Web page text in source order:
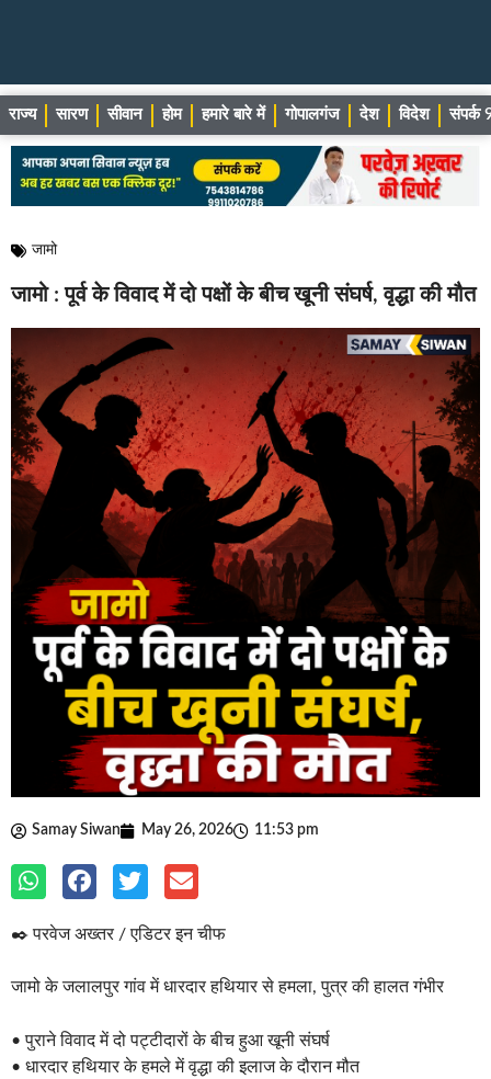
राज्य सारण सीवान होम हमारे बारे में गोपालगंज देश विदेश संपर्क
जामो
जामो : पूर्व के विवाद में दो पक्षों के बीच खूनी संघर्ष, वृद्धा की मौत
Samay Siwan May 26, 2026 11:53 pm
✒️ परवेज अख्तर / एडिटर इन चीफ
जामो के जलालपुर गांव में धारदार हथियार से हमला, पुत्र की हालत गंभीर
• पुराने विवाद में दो पट्टीदारों के बीच हुआ खूनी संघर्ष
• धारदार हथियार के हमले में वृद्धा की इलाज के दौरान मौत